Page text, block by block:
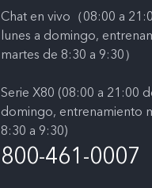
Chat en vivo（08:00 a
lunes a domingo,
martes de 8:30 a 9:30）
Serie X80 (08:00 a 21:00
domingo, entrenamiento
8:30 a 9:30)
800-461-0007